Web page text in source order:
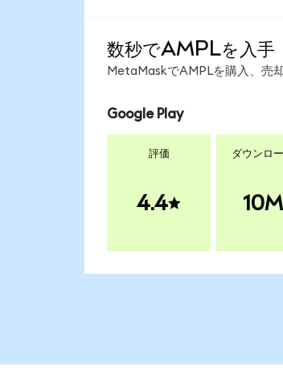
数秒でAMPLを入手
MetaMaskでAMPLを購入、売
Google Play
評価
4.4
ダウンロ